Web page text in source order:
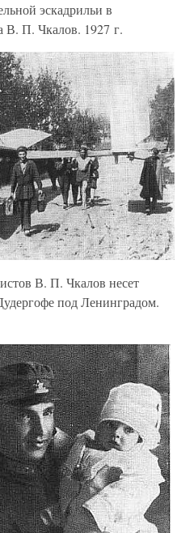
эскадрильи в
В. П. Чкалов. 1927 г.
В. П. Чкалов несет
под Ленинградом.